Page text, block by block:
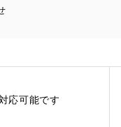
応可能です